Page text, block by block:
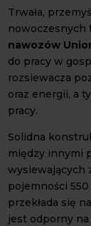
Trwała,
nowoczesnych
nawozów
do pracy w
rozsiewacza
oraz energii, a
pracy.
Solidna
między innymi
wysiewających
pojemności
przekłada się
jest odporny